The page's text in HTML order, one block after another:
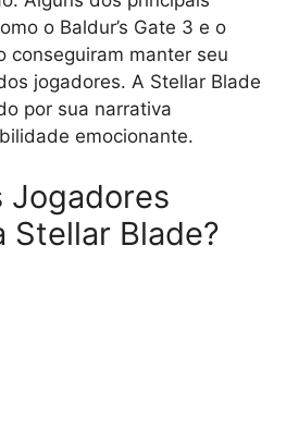
o Baldur’s Gate 3 e o
conseguiram manter seu
jogadores. A Stellar Blade
por sua narrativa
emocionante.
Jogadores
Stellar Blade?